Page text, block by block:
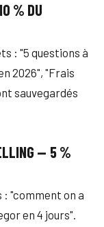
% DU
: "5 questions à
2026", "Frais
sauvegardés
— 5 %
"comment on a
en 4 jours".